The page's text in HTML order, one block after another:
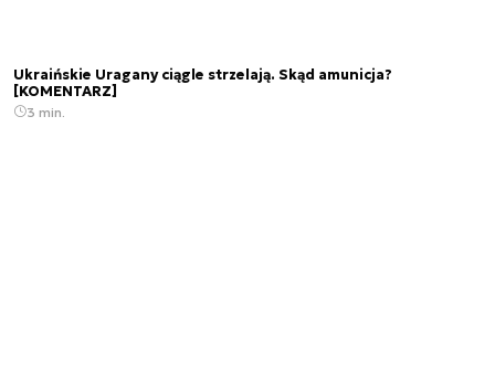
Ukraińskie Uragany ciągle strzelają. Skąd amunicja?
[KOMENTARZ]
3 min.